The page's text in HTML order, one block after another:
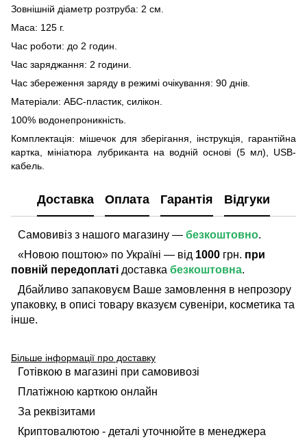
Зовнішній діаметр розтруба: 2 см.
Маса: 125 г.
Час роботи: до 2 годин.
Час заряджання: 2 години.
Час збереження заряду в режимі очікування: 90 днів.
Матеріали: АБС-пластик, силікон.
100% водонепроникність.
Комплектація: мішечок для зберігання, інструкція, гарантійна
картка, мініатюра лубриканта на водній основі (5 мл), USB-
кабель.
Доставка Оплата Гарантія Відгуки
Самовивіз з нашого магазину — безкоштовно.
«Новою поштою» по Україні — від 1000 грн. при
повній передоплаті доставка безкоштовна.
Дбайливо запаковуєм Ваше замовлення в непрозору
упаковку, в описі товару вказуєм сувеніри, косметика та
інше.
Більше інформації про доставку
Готівкою в магазині при самовивозі
Платіжною карткою онлайн
За реквізитами
Криптовалютою - деталі уточнюйте в менеджера